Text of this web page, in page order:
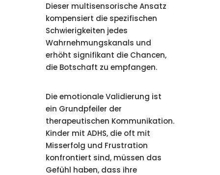
Dieser multisensorische Ansatz
kompensiert die spezifischen
Schwierigkeiten jedes
Wahrnehmungskanals und
erhöht signifikant die Chancen,
die Botschaft zu empfangen.
Die emotionale Validierung ist
ein Grundpfeiler der
therapeutischen Kommunikation.
Kinder mit ADHS, die oft mit
Misserfolg und Frustration
konfrontiert sind, müssen das
Gefühl haben, dass ihre